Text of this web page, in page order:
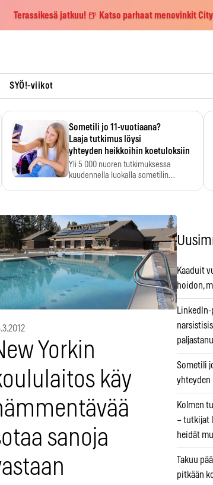
Terassikesä jatkuu! 🍺 Katso parhaat menovinkit
SYÖ!-viikot
Sometili jo 11-vuotiaana?
Laaja tutkimus löysi
yhteyden heikkoihin koetuloksiin
Yli 5 000 nuoren tutkimuksessa
kuudennella luokalla sometilin…
Yorkin
käy
sanoja
Kaaduit
hoidon,
Sometili
Kolmen
– tutkijat
heidät
Takuu
pitkään